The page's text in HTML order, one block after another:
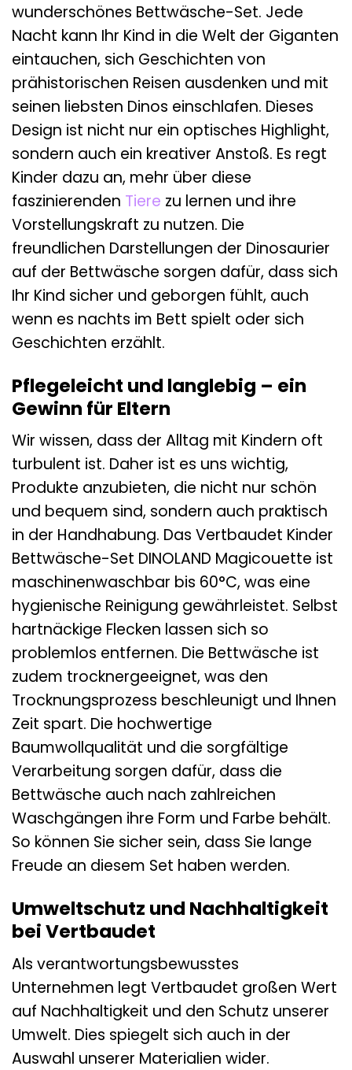
wunderschönes Bettwäsche-Set. Jede
Nacht kann Ihr Kind in die Welt der Giganten
eintauchen, sich Geschichten von
prähistorischen Reisen ausdenken und mit
seinen liebsten Dinos einschlafen. Dieses
Design ist nicht nur ein optisches Highlight,
sondern auch ein kreativer Anstoß. Es regt
Kinder dazu an, mehr über diese
faszinierenden Tiere zu lernen und ihre
Vorstellungskraft zu nutzen. Die
freundlichen Darstellungen der Dinosaurier
auf der Bettwäsche sorgen dafür, dass sich
Ihr Kind sicher und geborgen fühlt, auch
wenn es nachts im Bett spielt oder sich
Geschichten erzählt.
Pflegeleicht und langlebig – ein
Gewinn für Eltern
Wir wissen, dass der Alltag mit Kindern oft
turbulent ist. Daher ist es uns wichtig,
Produkte anzubieten, die nicht nur schön
und bequem sind, sondern auch praktisch
in der Handhabung. Das Vertbaudet Kinder
Bettwäsche-Set DINOLAND Magicouette ist
maschinenwaschbar bis 60°C, was eine
hygienische Reinigung gewährleistet. Selbst
hartnäckige Flecken lassen sich so
problemlos entfernen. Die Bettwäsche ist
zudem trocknergeeignet, was den
Trocknungsprozess beschleunigt und Ihnen
Zeit spart. Die hochwertige
Baumwollqualität und die sorgfältige
Verarbeitung sorgen dafür, dass die
Bettwäsche auch nach zahlreichen
Waschgängen ihre Form und Farbe behält.
So können Sie sicher sein, dass Sie lange
Freude an diesem Set haben werden.
Umweltschutz und Nachhaltigkeit
bei Vertbaudet
Als verantwortungsbewusstes
Unternehmen legt Vertbaudet großen Wert
auf Nachhaltigkeit und den Schutz unserer
Umwelt. Dies spiegelt sich auch in der
Auswahl unserer Materialien wider.